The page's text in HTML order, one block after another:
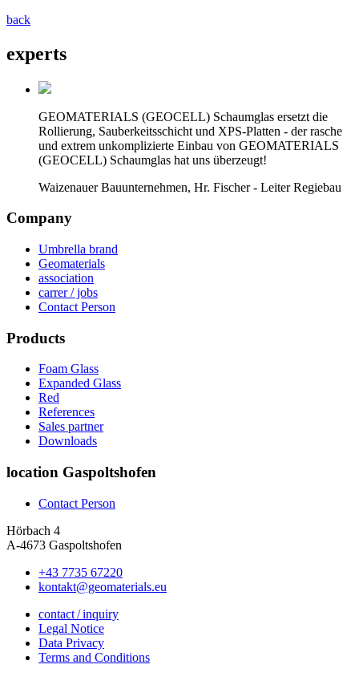
back
experts
GEOMATERIALS (GEOCELL) Schaumglas ersetzt die
Rollierung, Sauberkeitsschicht und XPS-Platten - der rasche
und extrem unkomplizierte Einbau von GEOMATERIALS
(GEOCELL) Schaumglas hat uns überzeugt!
Waizenauer Bauunternehmen, Hr. Fischer - Leiter Regiebau
Company
Umbrella brand
Geomaterials
association
carrer / jobs
Contact Person
Products
Foam Glass
Expanded Glass
Red
References
Sales partner
Downloads
location Gaspoltshofen
Contact Person
Hörbach 4
A-4673 Gaspoltshofen
+43 7735 67220
kontakt@geomaterials.eu
contact / inquiry
Legal Notice
Data Privacy
Terms and Conditions